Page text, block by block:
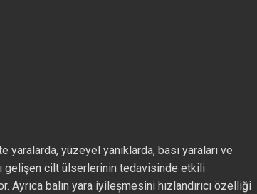
yüzeyel yanıklarda, bası yaraları ve
gelişen cilt ülserlerinin tedavisinde etkili
Ayrıca balın yara iyileşmesini hızlandırıcı özelliği